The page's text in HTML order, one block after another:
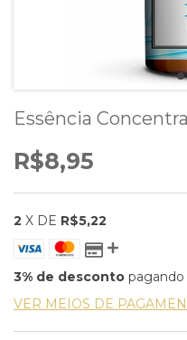
Essência
R$8,95
2 X DE R$5,22
3% de desconto
VER MEIOS DE